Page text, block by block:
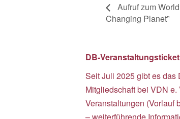
Aufruf zum
Changing Planet”
DB-
Seit Juli 2025 gibt es das
Mitgliedschaft bei VDN
Veranstaltungen (Vorlauf